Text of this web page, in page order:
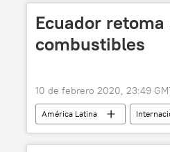
Ecuador
combustibles
10 de febrero 2020, 23:49
América Latina
noticias